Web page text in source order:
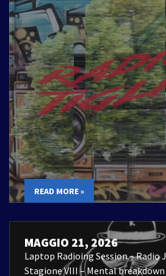
READ MORE »
MAGGIO 21, 2026
Laptop Radioing Session – Radio
Stagione VIII – Mental